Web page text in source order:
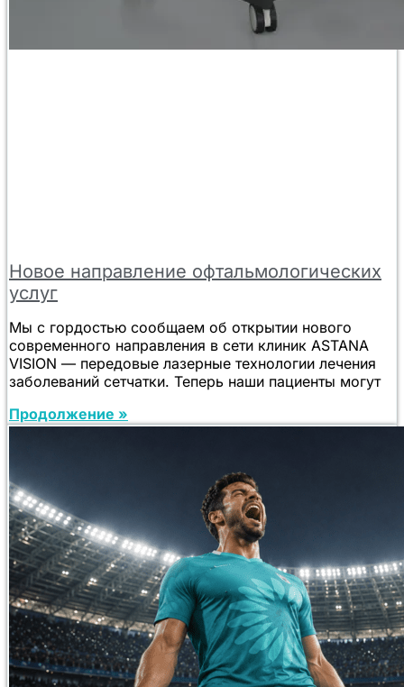
Новое направление офтальмологических
услуг
Мы с гордостью сообщаем об открытии нового
современного направления в сети клиник ASTANA
VISION — передовые лазерные технологии лечения
заболеваний сетчатки. Теперь наши пациенты могут
Продолжение »